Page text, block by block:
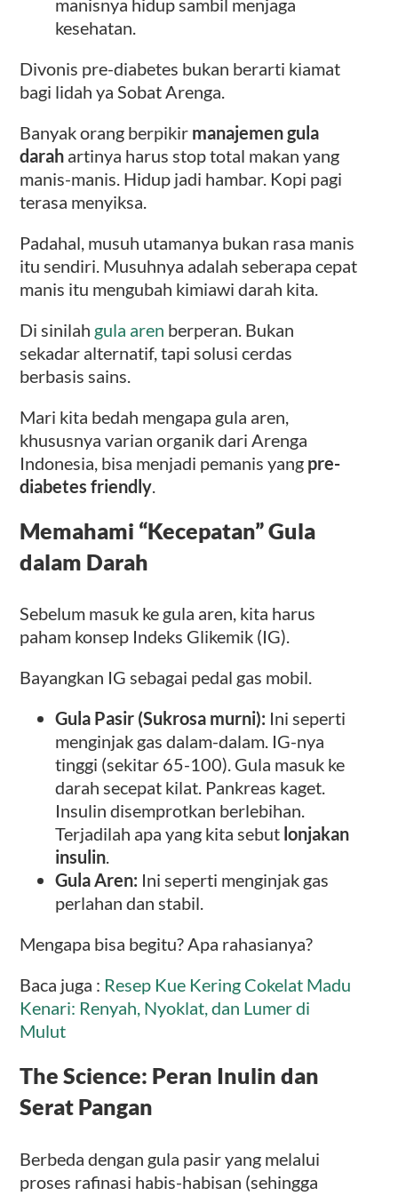
manisnya hidup sambil menjaga
kesehatan.
Divonis pre-diabetes bukan berarti kiamat
bagi lidah ya Sobat Arenga.
Banyak orang berpikir manajemen gula
darah artinya harus stop total makan yang
manis-manis. Hidup jadi hambar. Kopi pagi
terasa menyiksa.
Padahal, musuh utamanya bukan rasa manis
itu sendiri. Musuhnya adalah seberapa cepat
manis itu mengubah kimiawi darah kita.
Di sinilah gula aren berperan. Bukan
sekadar alternatif, tapi solusi cerdas
berbasis sains.
Mari kita bedah mengapa gula aren,
khususnya varian organik dari Arenga
Indonesia, bisa menjadi pemanis yang pre-
diabetes friendly.
Memahami “Kecepatan” Gula
dalam Darah
Sebelum masuk ke gula aren, kita harus
paham konsep Indeks Glikemik (IG).
Bayangkan IG sebagai pedal gas mobil.
Gula Pasir (Sukrosa murni): Ini seperti
menginjak gas dalam-dalam. IG-nya
tinggi (sekitar 65-100). Gula masuk ke
darah secepat kilat. Pankreas kaget.
Insulin disemprotkan berlebihan.
Terjadilah apa yang kita sebut lonjakan
insulin.
Gula Aren: Ini seperti menginjak gas
perlahan dan stabil.
Mengapa bisa begitu? Apa rahasianya?
Baca juga : Resep Kue Kering Cokelat Madu
Kenari: Renyah, Nyoklat, dan Lumer di
Mulut
The Science: Peran Inulin dan
Serat Pangan
Berbeda dengan gula pasir yang melalui
proses rafinasi habis-habisan (sehingga